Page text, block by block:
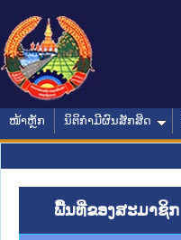
ໜ້າຫຼັກ ນິຕິກໍາມີຜົນສັກສິດ
ພື້ນທີ່ຂອງສະມາຊິກ